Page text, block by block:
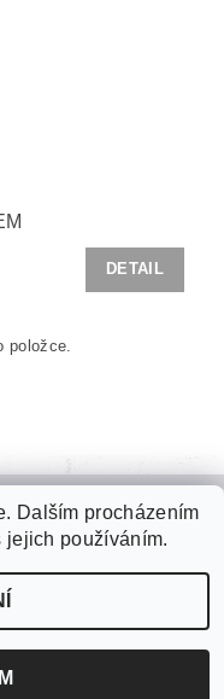
DETAIL
položce.
Kari sítě | Jímky na vodu
| Tepelné izolace
práva vyhrazena
Dalším procházením
jejich používáním.